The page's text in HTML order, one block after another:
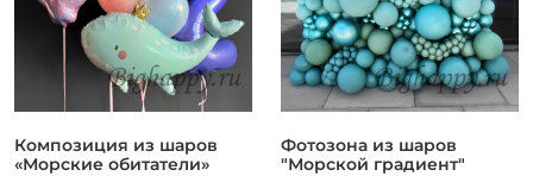
Композиция из шаров
«Морские обитатели»
Фотозона из шаров
"Морской градиент"